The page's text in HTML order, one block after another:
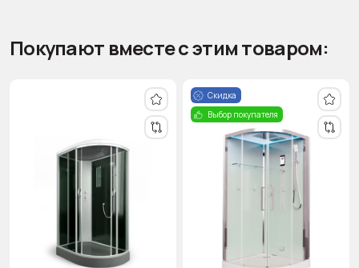
Покупают вместе с этим товаром:
Скидка
Выбор покупателя